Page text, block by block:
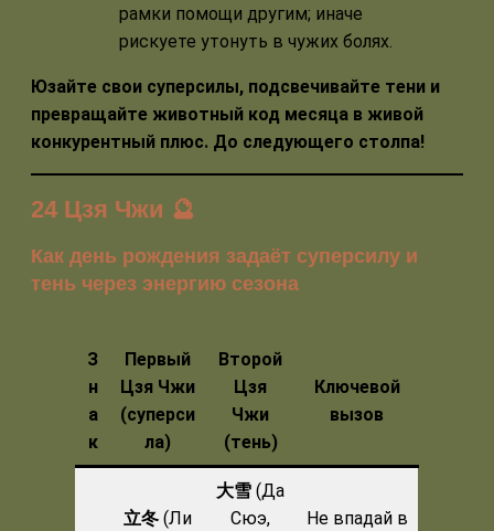
рамки помощи другим; иначе
рискуете утонуть в чужих болях.
Юзайте свои суперсилы, подсвечивайте тени и
превращайте животный код месяца в живой
конкурентный плюс. До следующего столпа!
24 Цзя Чжи 🔮
Как день рождения задаёт суперсилу и
тень через энергию сезона
З
н
а
к
Первый
Цзя Чжи
(суперси
ла)
Второй
Цзя
Чжи
(тень)
Ключевой
вызов
立冬 (Ли
大雪 (Да
Сюэ,
Не впадай в